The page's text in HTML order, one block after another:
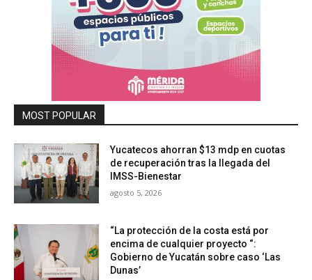
MOST POPULAR
Yucatecos ahorran $13 mdp en cuotas
de recuperación tras la llegada del
IMSS-Bienestar
agosto 5, 2026
“La protección de la costa está por
encima de cualquier proyecto “:
Gobierno de Yucatán sobre caso ‘Las
Dunas’